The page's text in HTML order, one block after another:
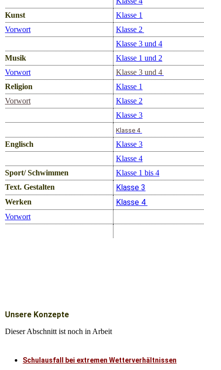
Kunst
Klasse 1
Vorwort
Klasse 2
Klasse 3 und 4
Musik
Klasse 1 und 2
Vorwort
Klasse 3 und 4
Religion
Klasse 1
Vorwort
Klasse 2
Klasse 3
Klasse 4
Englisch
Klasse 3
Klasse 4
Sport/ Schwimmen
Klasse 1 bis 4
Text. Gestalten
Klasse 3
Werken Klasse 4
Vorwort
Unsere Konzepte
Dieser Abschnitt ist noch in Arbeit
Schulausfall bei extremen Wetterverhältnissen